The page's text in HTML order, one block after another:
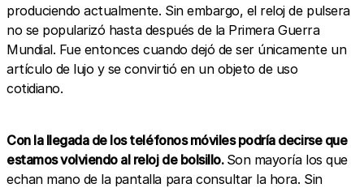
produciendo actualmente. Sin embargo, el reloj de pulsera
no se popularizó hasta después de la Primera Guerra
Mundial. Fue entonces cuando dejó de ser únicamente un
artículo de lujo y se convirtió en un objeto de uso
cotidiano.
Con la llegada de los teléfonos móviles podría decirse que
estamos volviendo al reloj de bolsillo. Son mayoría los que
echan mano de la pantalla para consultar la hora. Sin